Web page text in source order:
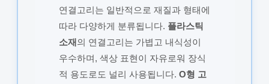
연결고리는 일반적으로 재질과 형태에
따라 다양하게 분류됩니다. 플라스틱
소재 의 연결고리는 가볍고 내식성이
우수하며, 색상 표현이 자유로워 장식
적 용도로도 널리 사용됩니다. O형 고